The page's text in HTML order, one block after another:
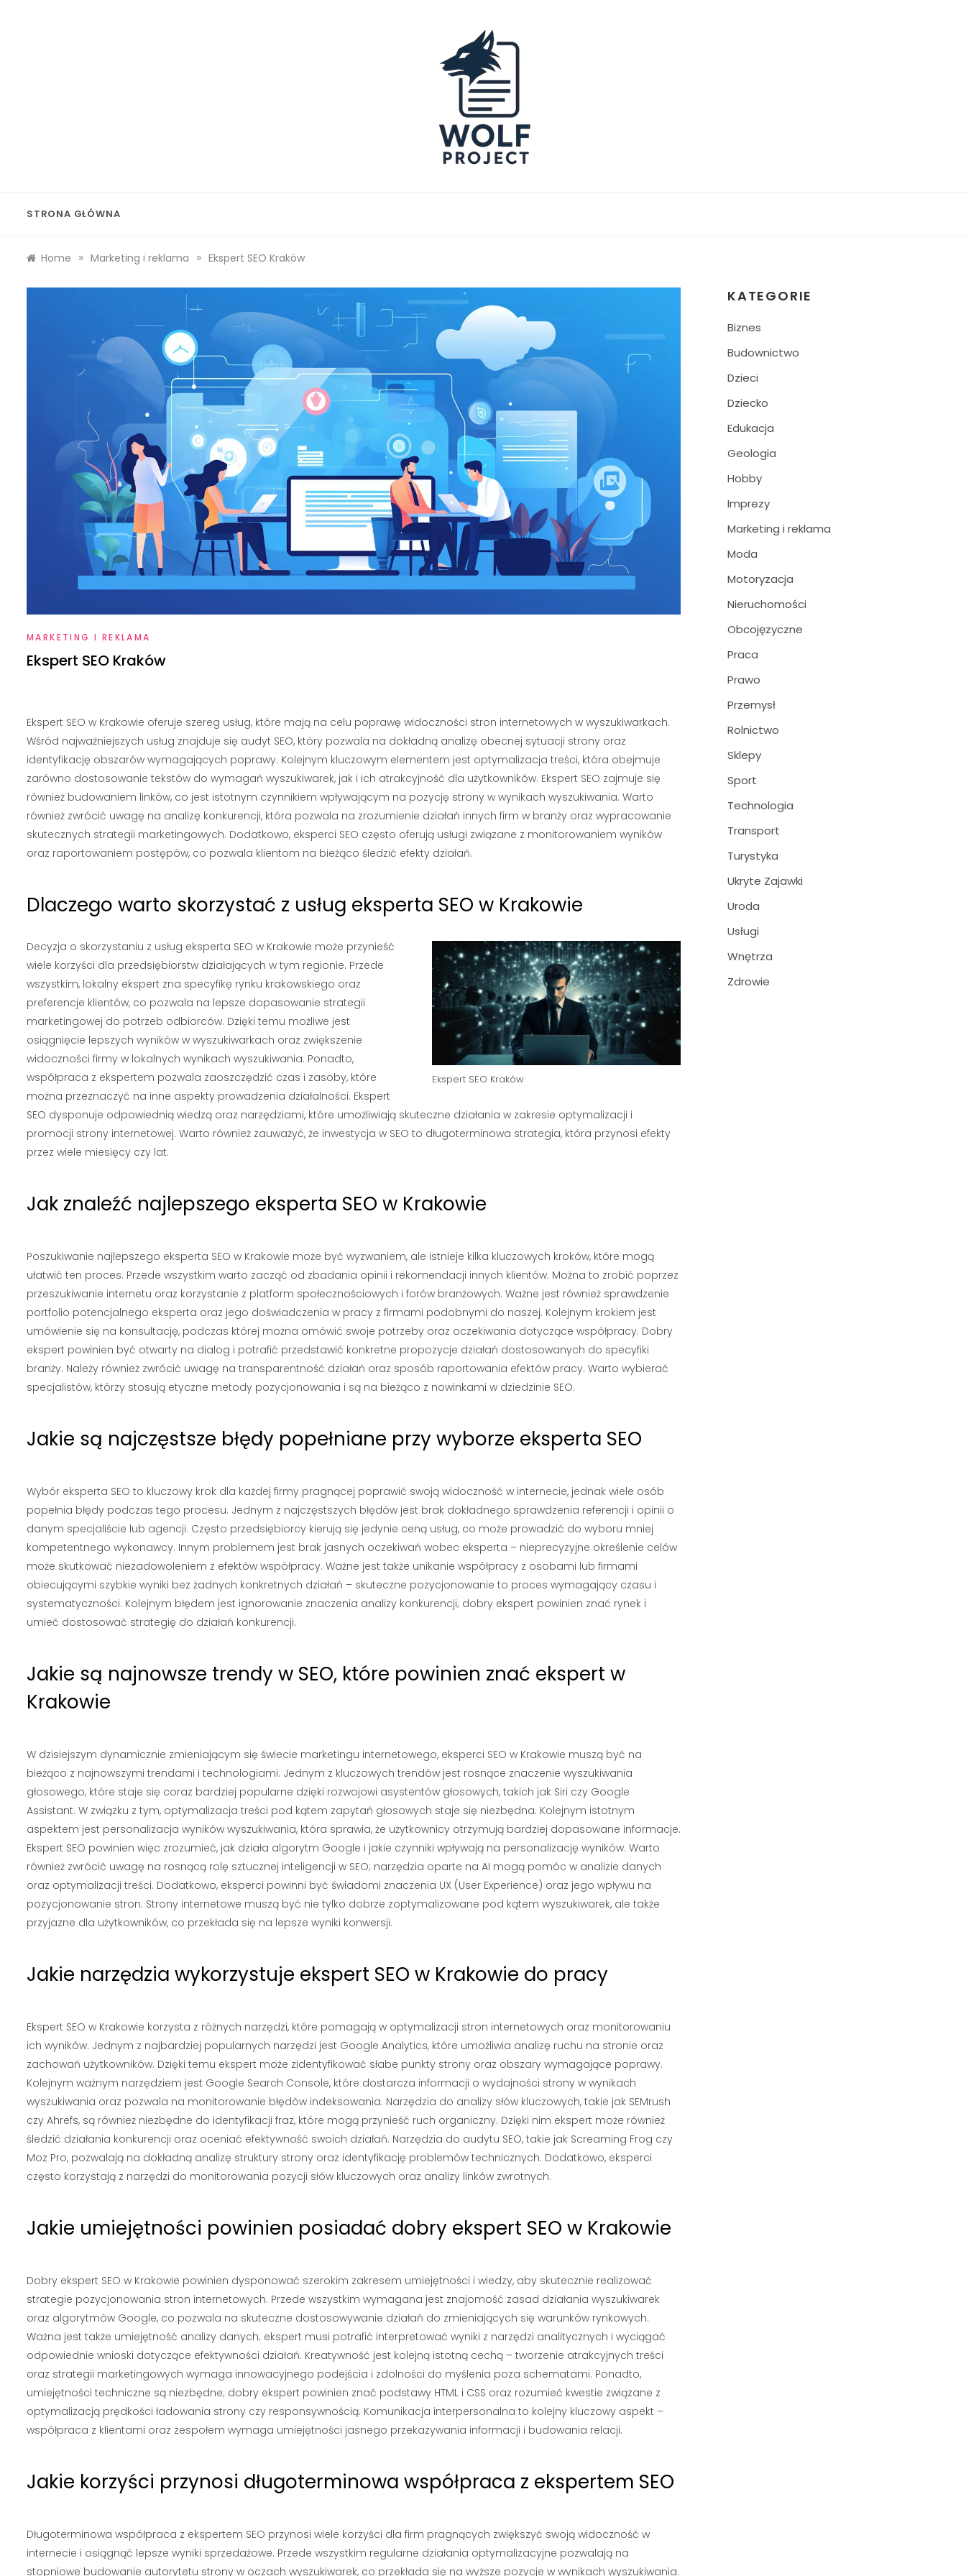
STRONA GŁÓWNA
Home » Marketing i reklama » Ekspert SEO Kraków
MARKETING I REKLAMA
Ekspert SEO Kraków
Ekspert SEO w Krakowie oferuje szereg usług, które mają na celu poprawę widoczności stron internetowych w wyszukiwarkach.
Wśród najważniejszych usług znajduje się audyt SEO, który pozwala na dokładną analizę obecnej sytuacji strony oraz
identyfikację obszarów wymagających poprawy. Kolejnym kluczowym elementem jest optymalizacja treści, która obejmuje
zarówno dostosowanie tekstów do wymagań wyszukiwarek, jak i ich atrakcyjność dla użytkowników. Ekspert SEO zajmuje się
również budowaniem linków, co jest istotnym czynnikiem wpływającym na pozycję strony w wynikach wyszukiwania. Warto
również zwrócić uwagę na analizę konkurencji, która pozwala na zrozumienie działań innych firm w branży oraz wypracowanie
skutecznych strategii marketingowych. Dodatkowo, eksperci SEO często oferują usługi związane z monitorowaniem wyników
oraz raportowaniem postępów, co pozwala klientom na bieżąco śledzić efekty działań.
Dlaczego warto skorzystać z usług eksperta SEO w Krakowie
Ekspert SEO Kraków
Decyzja o skorzystaniu z usług eksperta SEO w Krakowie może przynieść
wiele korzyści dla przedsiębiorstw działających w tym regionie. Przede
wszystkim, lokalny ekspert zna specyfikę rynku krakowskiego oraz
preferencje klientów, co pozwala na lepsze dopasowanie strategii
marketingowej do potrzeb odbiorców. Dzięki temu możliwe jest
osiągnięcie lepszych wyników w wyszukiwarkach oraz zwiększenie
widoczności firmy w lokalnych wynikach wyszukiwania. Ponadto,
współpraca z ekspertem pozwala zaoszczędzić czas i zasoby, które
można przeznaczyć na inne aspekty prowadzenia działalności. Ekspert
SEO dysponuje odpowiednią wiedzą oraz narzędziami, które umożliwiają skuteczne działania w zakresie optymalizacji i
promocji strony internetowej. Warto również zauważyć, że inwestycja w SEO to długoterminowa strategia, która przynosi efekty
przez wiele miesięcy czy lat.
Jak znaleźć najlepszego eksperta SEO w Krakowie
Poszukiwanie najlepszego eksperta SEO w Krakowie może być wyzwaniem, ale istnieje kilka kluczowych kroków, które mogą
ułatwić ten proces. Przede wszystkim warto zacząć od zbadania opinii i rekomendacji innych klientów. Można to zrobić poprzez
przeszukiwanie internetu oraz korzystanie z platform społecznościowych i forów branżowych. Ważne jest również sprawdzenie
portfolio potencjalnego eksperta oraz jego doświadczenia w pracy z firmami podobnymi do naszej. Kolejnym krokiem jest
umówienie się na konsultację, podczas której można omówić swoje potrzeby oraz oczekiwania dotyczące współpracy. Dobry
ekspert powinien być otwarty na dialog i potrafić przedstawić konkretne propozycje działań dostosowanych do specyfiki
branży. Należy również zwrócić uwagę na transparentność działań oraz sposób raportowania efektów pracy. Warto wybierać
specjalistów, którzy stosują etyczne metody pozycjonowania i są na bieżąco z nowinkami w dziedzinie SEO.
Jakie są najczęstsze błędy popełniane przy wyborze eksperta SEO
Wybór eksperta SEO to kluczowy krok dla każdej firmy pragnącej poprawić swoją widoczność w internecie, jednak wiele osób
popełnia błędy podczas tego procesu. Jednym z najczęstszych błędów jest brak dokładnego sprawdzenia referencji i opinii o
danym specjaliście lub agencji. Często przedsiębiorcy kierują się jedynie ceną usług, co może prowadzić do wyboru mniej
kompetentnego wykonawcy. Innym problemem jest brak jasnych oczekiwań wobec eksperta – nieprecyzyjne określenie celów
może skutkować niezadowoleniem z efektów współpracy. Ważne jest także unikanie współpracy z osobami lub firmami
obiecującymi szybkie wyniki bez żadnych konkretnych działań – skuteczne pozycjonowanie to proces wymagający czasu i
systematyczności. Kolejnym błędem jest ignorowanie znaczenia analizy konkurencji; dobry ekspert powinien znać rynek i
umieć dostosować strategię do działań konkurencji.
Jakie są najnowsze trendy w SEO, które powinien znać ekspert w
Krakowie
W dzisiejszym dynamicznie zmieniającym się świecie marketingu internetowego, eksperci SEO w Krakowie muszą być na
bieżąco z najnowszymi trendami i technologiami. Jednym z kluczowych trendów jest rosnące znaczenie wyszukiwania
głosowego, które staje się coraz bardziej popularne dzięki rozwojowi asystentów głosowych, takich jak Siri czy Google
Assistant. W związku z tym, optymalizacja treści pod kątem zapytań głosowych staje się niezbędna. Kolejnym istotnym
aspektem jest personalizacja wyników wyszukiwania, która sprawia, że użytkownicy otrzymują bardziej dopasowane informacje.
Ekspert SEO powinien więc zrozumieć, jak działa algorytm Google i jakie czynniki wpływają na personalizację wyników. Warto
również zwrócić uwagę na rosnącą rolę sztucznej inteligencji w SEO; narzędzia oparte na AI mogą pomóc w analizie danych
oraz optymalizacji treści. Dodatkowo, eksperci powinni być świadomi znaczenia UX (User Experience) oraz jego wpływu na
pozycjonowanie stron. Strony internetowe muszą być nie tylko dobrze zoptymalizowane pod kątem wyszukiwarek, ale także
przyjazne dla użytkowników, co przekłada się na lepsze wyniki konwersji.
Jakie narzędzia wykorzystuje ekspert SEO w Krakowie do pracy
Ekspert SEO w Krakowie korzysta z różnych narzędzi, które pomagają w optymalizacji stron internetowych oraz monitorowaniu
ich wyników. Jednym z najbardziej popularnych narzędzi jest Google Analytics, które umożliwia analizę ruchu na stronie oraz
zachowań użytkowników. Dzięki temu ekspert może zidentyfikować słabe punkty strony oraz obszary wymagające poprawy.
Kolejnym ważnym narzędziem jest Google Search Console, które dostarcza informacji o wydajności strony w wynikach
wyszukiwania oraz pozwala na monitorowanie błędów indeksowania. Narzędzia do analizy słów kluczowych, takie jak SEMrush
czy Ahrefs, są również niezbędne do identyfikacji fraz, które mogą przynieść ruch organiczny. Dzięki nim ekspert może również
śledzić działania konkurencji oraz oceniać efektywność swoich działań. Narzędzia do audytu SEO, takie jak Screaming Frog czy
Moz Pro, pozwalają na dokładną analizę struktury strony oraz identyfikację problemów technicznych. Dodatkowo, eksperci
często korzystają z narzędzi do monitorowania pozycji słów kluczowych oraz analizy linków zwrotnych.
Jakie umiejętności powinien posiadać dobry ekspert SEO w Krakowie
Dobry ekspert SEO w Krakowie powinien dysponować szerokim zakresem umiejętności i wiedzy, aby skutecznie realizować
strategie pozycjonowania stron internetowych. Przede wszystkim wymagana jest znajomość zasad działania wyszukiwarek
oraz algorytmów Google, co pozwala na skuteczne dostosowywanie działań do zmieniających się warunków rynkowych.
Ważna jest także umiejętność analizy danych; ekspert musi potrafić interpretować wyniki z narzędzi analitycznych i wyciągać
odpowiednie wnioski dotyczące efektywności działań. Kreatywność jest kolejną istotną cechą – tworzenie atrakcyjnych treści
oraz strategii marketingowych wymaga innowacyjnego podejścia i zdolności do myślenia poza schematami. Ponadto,
umiejętności techniczne są niezbędne; dobry ekspert powinien znać podstawy HTML i CSS oraz rozumieć kwestie związane z
optymalizacją prędkości ładowania strony czy responsywnością. Komunikacja interpersonalna to kolejny kluczowy aspekt –
współpraca z klientami oraz zespołem wymaga umiejętności jasnego przekazywania informacji i budowania relacji.
Jakie korzyści przynosi długoterminowa współpraca z ekspertem SEO
Długoterminowa współpraca z ekspertem SEO przynosi wiele korzyści dla firm pragnących zwiększyć swoją widoczność w
internecie i osiągnąć lepsze wyniki sprzedażowe. Przede wszystkim regularne działania optymalizacyjne pozwalają na
stopniowe budowanie autorytetu strony w oczach wyszukiwarek, co przekłada się na wyższe pozycje w wynikach wyszukiwania.
KATEGORIE
Biznes
Budownictwo
Dzieci
Dziecko
Edukacja
Geologia
Hobby
Imprezy
Marketing i reklama
Moda
Motoryzacja
Nieruchomości
Obcojęzyczne
Praca
Prawo
Przemysł
Rolnictwo
Sklepy
Sport
Technologia
Transport
Turystyka
Ukryte Zajawki
Uroda
Usługi
Wnętrza
Zdrowie